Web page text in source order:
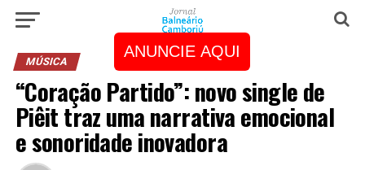
ANUNCIE AQUI
MÚSICA
“Coração Partido”: novo single de
Piêit traz uma narrativa emocional
e sonoridade inovadora